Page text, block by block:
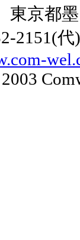
京都
2151(